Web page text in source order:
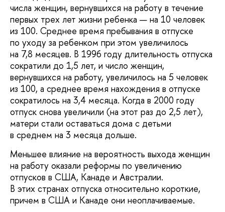
числа женщин, вернувшихся на работу в течение
первых трех лет жизни ребенка — на 10 человек
из 100. Среднее время пребывания в отпуске
по уходу за ребенком при этом увеличилось
на 7,8 месяцев. В 1996 году длительность отпуска
сократили до 1,5 лет, и число женщин,
вернувшихся на работу, увеличилось на 5 человек
из 100, а среднее время нахождения в отпуске
сократилось на 3,4 месяца. Когда в 2000 году
отпуск снова увеличили (на этот раз до 2,5 лет),
матери стали оставаться дома с детьми
в среднем на 3 месяца дольше.
Меньшее влияние на вероятность выхода женщин
на работу оказали реформы по увеличению
отпусков в США, Канаде и Австралии.
В этих странах отпуска относительно короткие,
причем в США и Канаде они неоплачиваемые.